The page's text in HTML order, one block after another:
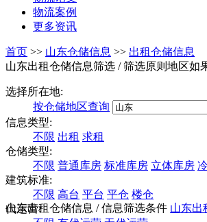
物流案例
更多资讯
首页 >> 山东仓储信息 >> 出租仓储信息
山东出租仓储信息筛选 / 筛选原则地区如
选择所在地:
按仓储地区查询
信息类型:
不限 出租 求租
仓储类型:
不限 普通库房 标准库房 立体库房
建筑标准:
不限 高台 平台 平仓 楼仓
代运营:
山东出租仓储信息 / 信息筛选条件 山东出